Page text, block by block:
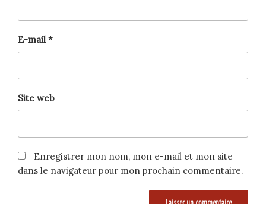
E-mail *
Site web
Enregistrer mon nom, mon e-mail et mon site
dans le navigateur pour mon prochain commentaire.